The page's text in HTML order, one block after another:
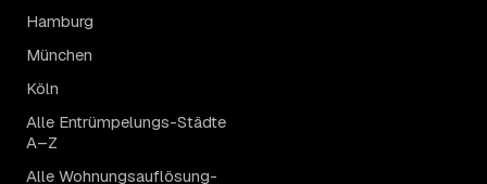
Hamburg
München
Köln
Alle Entrümpelungs-Städte
A–Z
Alle Wohnungsauflösung-